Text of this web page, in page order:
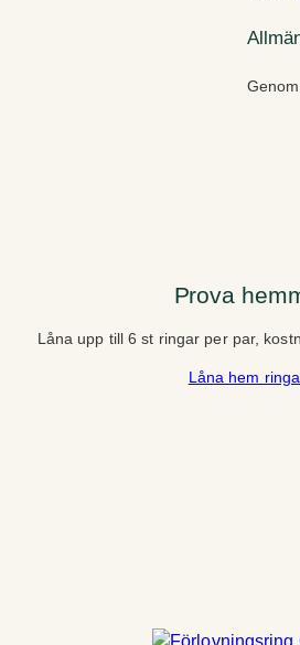
Prova
Låna upp till 6 st ringar per par,
Låna hem